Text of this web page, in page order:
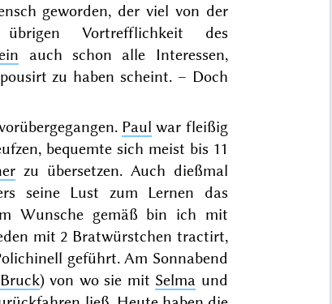
geworden, der viel von der
übrigen Vortrefflichkeit des
auch schon alle Interessen,
zu haben scheint. – Doch
Paul war fleißig
bequemte sich meist bis 11
zu übersetzen. Auch dießmal
seine Lust zum Lernen das
Wunsche gemäß bin ich mit
mit 2 Bratwürstchen tractirt,
geführt. Am Sonnabend
Bruck) von wo sie mit Selma und